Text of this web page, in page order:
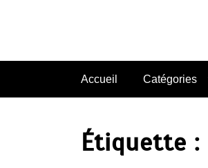
Accueil Catégories
Étiquette :